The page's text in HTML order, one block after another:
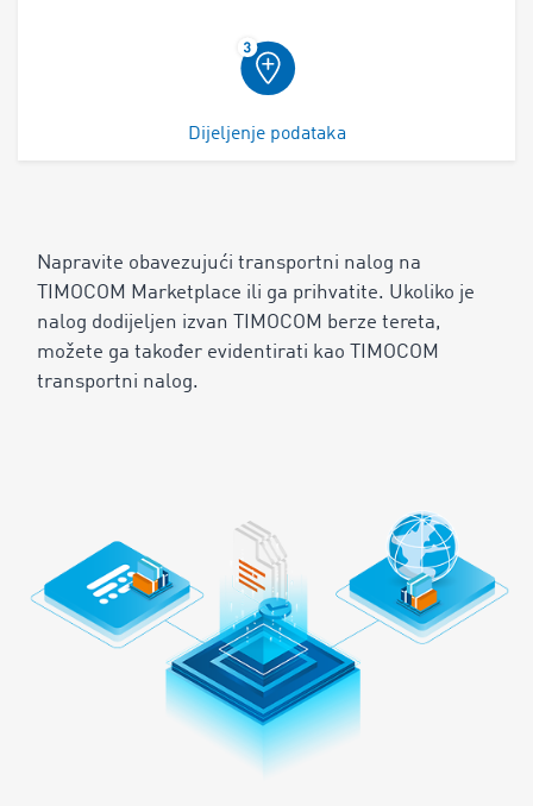
Dijeljenje podataka
Napravite obavezujući transportni nalog na
TIMOCOM Marketplace ili ga prihvatite. Ukoliko je
nalog dodijeljen izvan TIMOCOM berze tereta,
možete ga također evidentirati kao TIMOCOM
transportni nalog.